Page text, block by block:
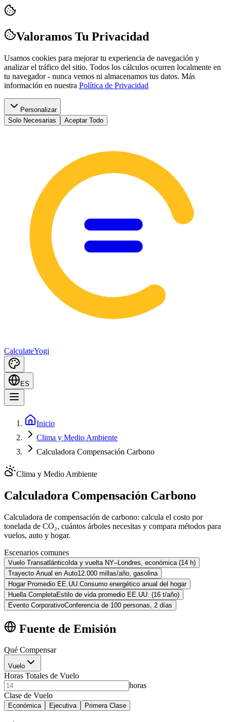
Valoramos Tu Privacidad
Usamos cookies para mejorar tu experiencia de navegación y
analizar el tráfico del sitio. Todos los cálculos ocurren localmente en
tu navegador - nunca vemos ni almacenamos tus datos. Más
información en nuestra Política de Privacidad
Personalizar
Solo Necesarias
Aceptar Todo
CalculateYogi
ES
Inicio
Clima y Medio Ambiente
Calculadora Compensación Carbono
Clima y Medio Ambiente
Calculadora Compensación Carbono
Calculadora de compensación de carbono: calcula el costo por
tonelada de CO₂, cuántos árboles necesitas y compara métodos para
vuelos, auto y hogar.
Escenarios comunes
Vuelo TransatlánticoIda y vuelta NY–Londres, económica (14 h)
Trayecto Anual en Auto12.000 millas/año, gasolina
Hogar Promedio EE.UU. Consumo energético anual del hogar
Huella CompletaEstilo de vida promedio EE.UU. (16 t/año)
Evento CorporativoConferencia de 100 personas, 2 días
Fuente de Emisión
Qué Compensar
Vuelo
Horas Totales de Vuelo
horas
Clase de Vuelo
Económica Ejecutiva Primera Clase